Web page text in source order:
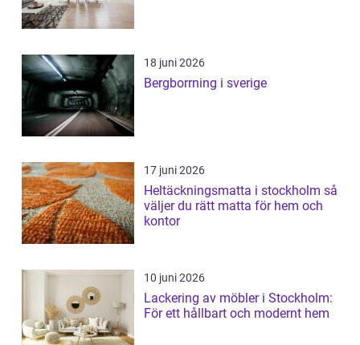
18 juni 2026
Bergborrning i sverige
17 juni 2026
Heltäckningsmatta i stockholm så
väljer du rätt matta för hem och
kontor
10 juni 2026
Lackering av möbler i Stockholm:
För ett hållbart och modernt hem